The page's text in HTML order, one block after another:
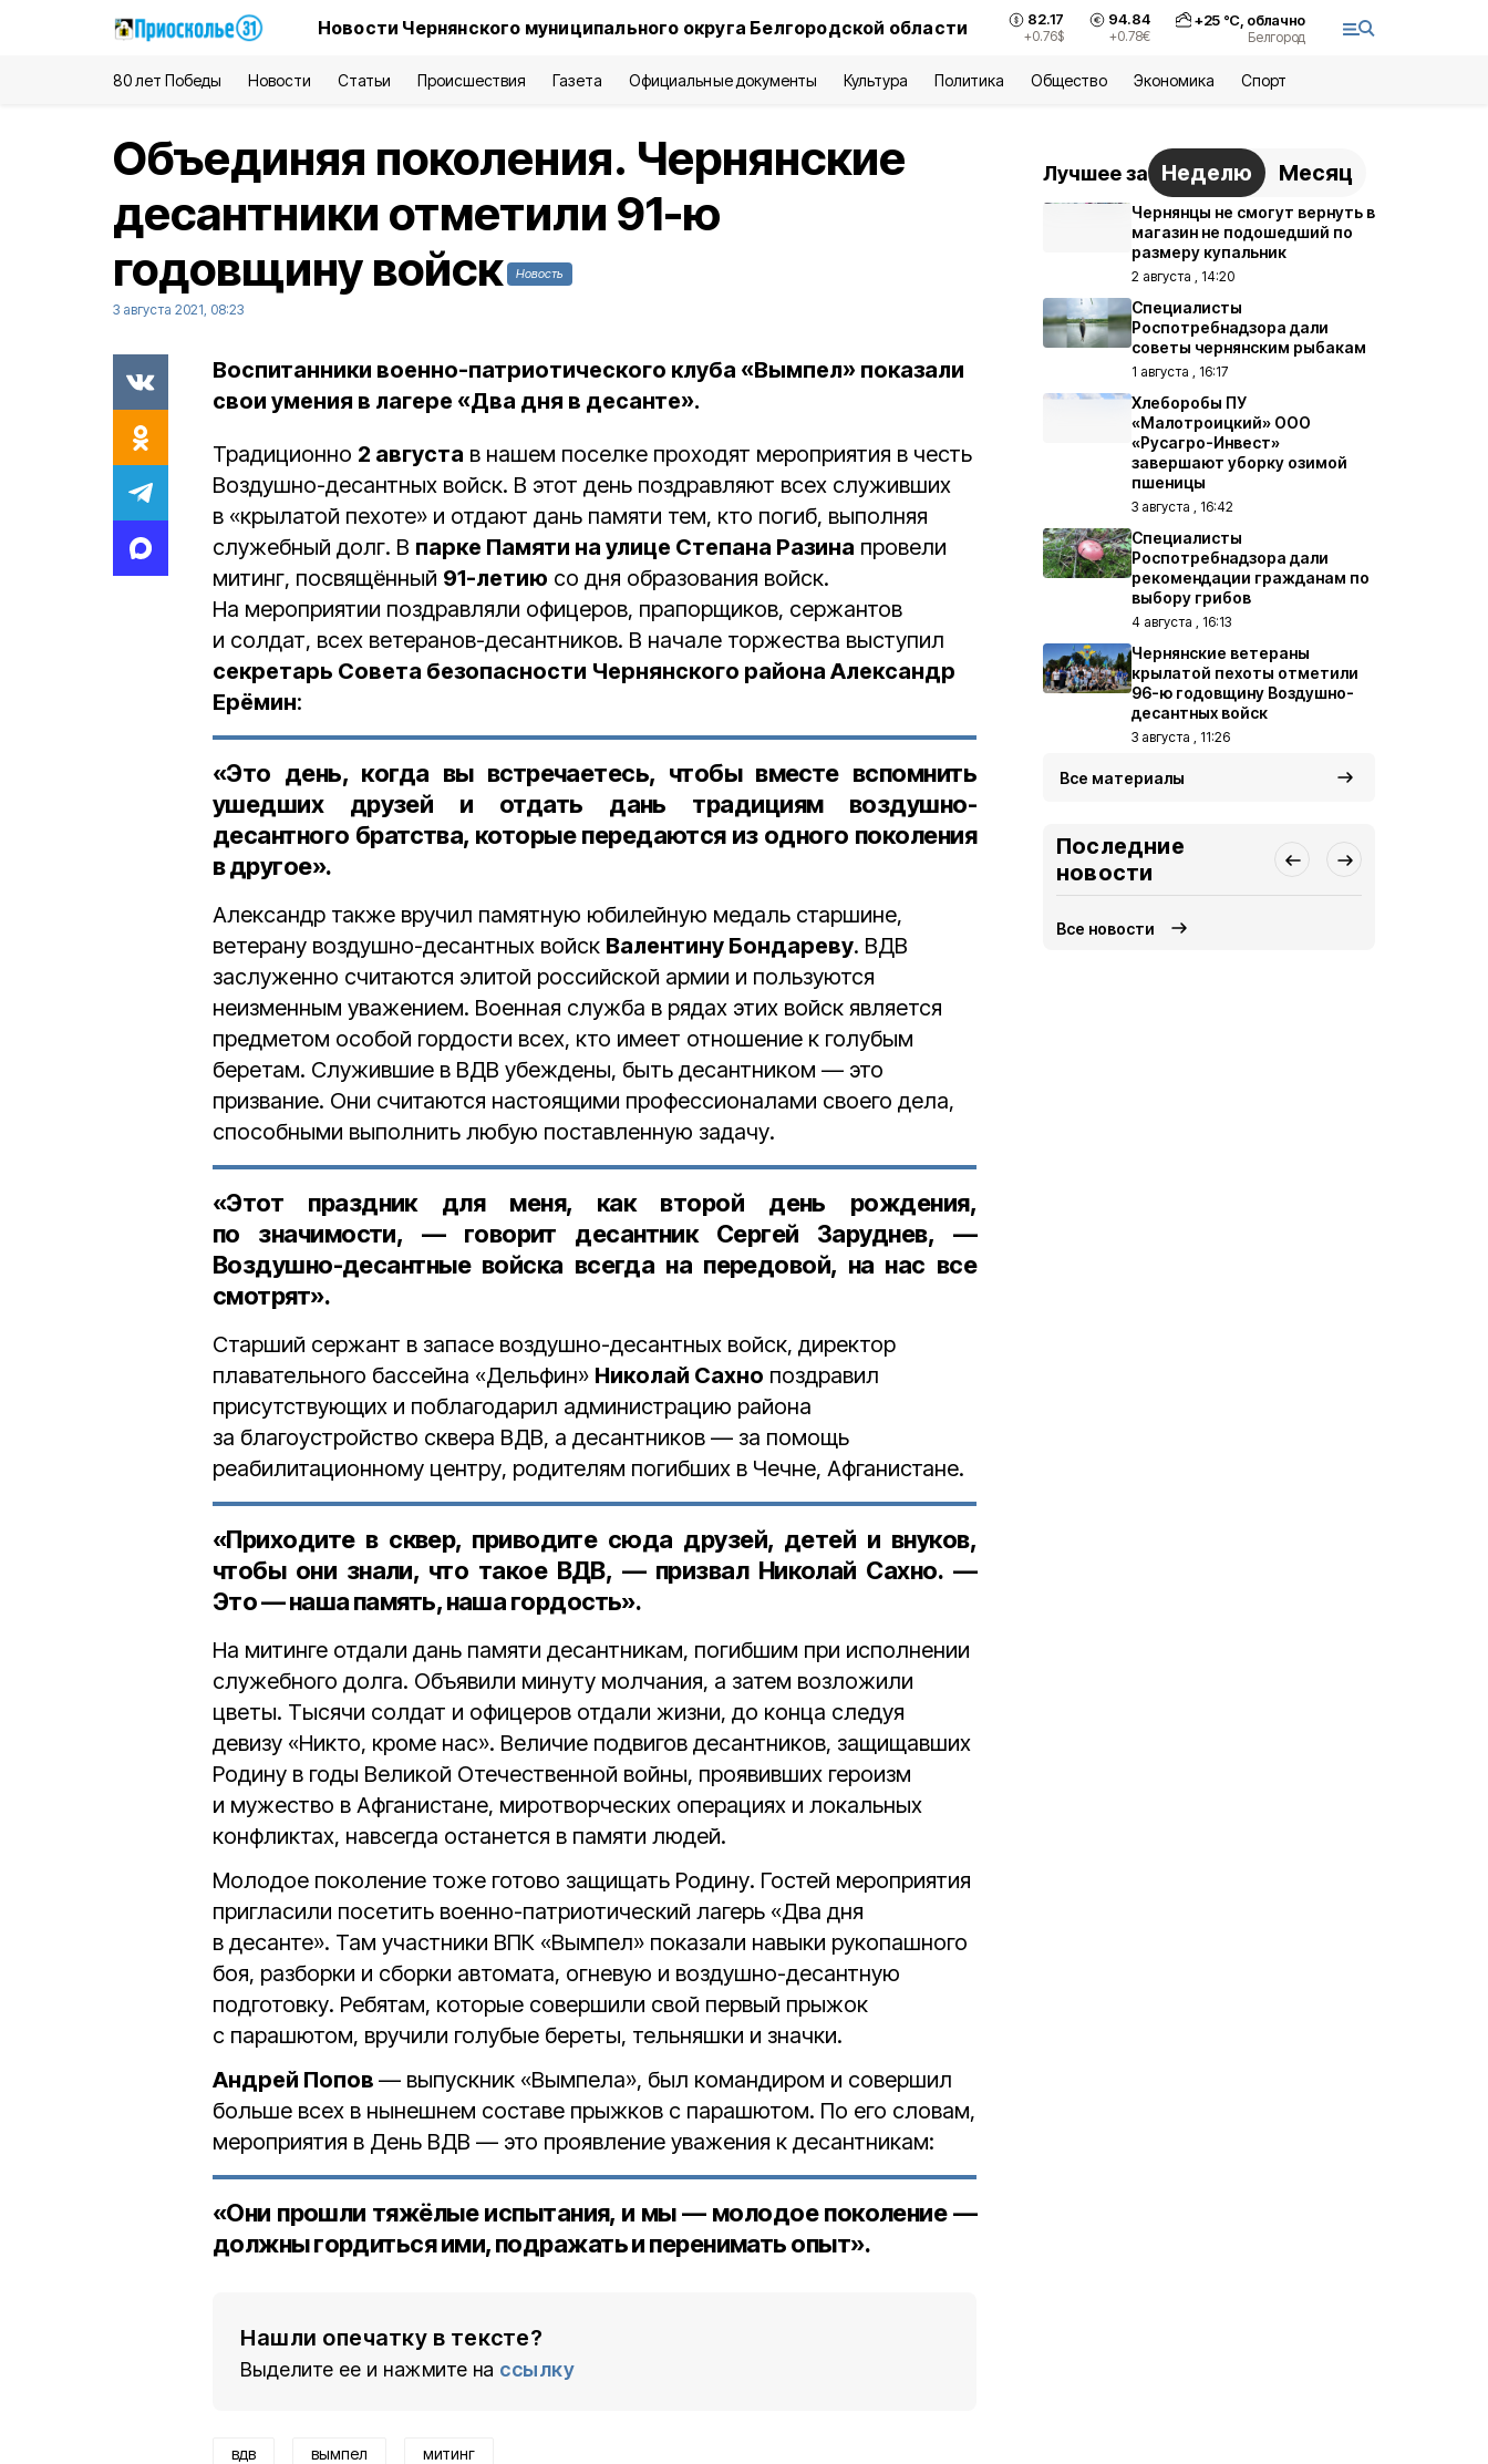
Новости Чернянского муниципального округа Белгородской области 82.17
+0.76$
94.84
+0.78€
+25°С, облачно
Белгород
80 лет Победы Новости Статьи Происшествия Газета Официальные документы Культура Политика Общество Экономика Спорт
Объединяя поколения. Чернянские
десантники отметили 91-ю
годовщину войск
Новость
3 августа 2021, 08:23
Воспитанники военно-патриотического клуба «Вымпел» показали
свои умения в лагере «Два дня в десанте».
Традиционно 2 августа в нашем поселке проходят мероприятия в честь
Воздушно-десантных войск. В этот день поздравляют всех служивших
в «крылатой пехоте» и отдают дань памяти тем, кто погиб, выполняя
служебный долг. В парке Памяти на улице Степана Разина провели
митинг, посвящённый 91-летию со дня образования войск.
На мероприятии поздравляли офицеров, прапорщиков, сержантов
и солдат, всех ветеранов-десантников. В начале торжества выступил
секретарь Совета безопасности Чернянского района Александр
Ерёмин:
«Это день, когда вы встречаетесь, чтобы вместе вспомнить
ушедших друзей и отдать дань традициям воздушно-
десантного братства, которые передаются из одного поколения
в другое».
Александр также вручил памятную юбилейную медаль старшине,
ветерану воздушно-десантных войск Валентину Бондареву. ВДВ
заслуженно считаются элитой российской армии и пользуются
неизменным уважением. Военная служба в рядах этих войск является
предметом особой гордости всех, кто имеет отношение к голубым
беретам. Служившие в ВДВ убеждены, быть десантником — это
призвание. Они считаются настоящими профессионалами своего дела,
способными выполнить любую поставленную задачу.
«Этот праздник для меня, как второй день рождения,
по значимости, — говорит десантник Сергей Заруднев, —
Воздушно-десантные войска всегда на передовой, на нас все
смотрят».
Старший сержант в запасе воздушно-десантных войск, директор
плавательного бассейна «Дельфин» Николай Сахно поздравил
присутствующих и поблагодарил администрацию района
за благоустройство сквера ВДВ, а десантников — за помощь
реабилитационному центру, родителям погибших в Чечне, Афганистане.
«Приходите в сквер, приводите сюда друзей, детей и внуков,
чтобы они знали, что такое ВДВ, — призвал Николай Сахно. —
Это — наша память, наша гордость».
На митинге отдали дань памяти десантникам, погибшим при исполнении
служебного долга. Объявили минуту молчания, а затем возложили
цветы. Тысячи солдат и офицеров отдали жизни, до конца следуя
девизу «Никто, кроме нас». Величие подвигов десантников, защищавших
Родину в годы Великой Отечественной войны, проявивших героизм
и мужество в Афганистане, миротворческих операциях и локальных
конфликтах, навсегда останется в памяти людей.
Молодое поколение тоже готово защищать Родину. Гостей мероприятия
пригласили посетить военно-патриотический лагерь «Два дня
в десанте». Там участники ВПК «Вымпел» показали навыки рукопашного
боя, разборки и сборки автомата, огневую и воздушно-десантную
подготовку. Ребятам, которые совершили свой первый прыжок
с парашютом, вручили голубые береты, тельняшки и значки.
Андрей Попов — выпускник «Вымпела», был командиром и совершил
больше всех в нынешнем составе прыжков с парашютом. По его словам,
мероприятия в День ВДВ — это проявление уважения к десантникам:
«Они прошли тяжёлые испытания, и мы — молодое поколение —
должны гордиться ими, подражать и перенимать опыт».
Нашли опечатку в тексте?
Выделите ее и нажмите на ссылку
вдв вымпел митинг
Лучшее за Неделю Месяц
Чернянцы не смогут вернуть в
магазин не подошедший по
размеру купальник
2 августа , 14:20
Специалисты
Роспотребнадзора дали
советы чернянским рыбакам
1 августа , 16:17
Хлеборобы ПУ
«Малотроицкий» ООО
«Русагро-Инвест»
завершают уборку озимой
пшеницы
3 августа , 16:42
Специалисты
Роспотребнадзора дали
рекомендации гражданам по
выбору грибов
4 августа , 16:13
Чернянские ветераны
крылатой пехоты отметили
96-ю годовщину Воздушно-
десантных войск
3 августа , 11:26
Все материалы
Последние
новости
Все новости